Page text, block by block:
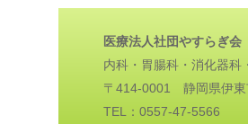
医療法人社団やすらぎ
内科・胃腸科・消化器科
〒414-0001 静岡県伊東
TEL：0557-47-5566